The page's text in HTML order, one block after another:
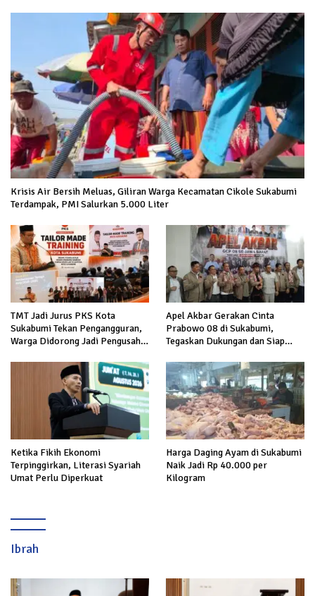
Krisis Air Bersih Meluas, Giliran Warga Kecamatan Cikole Sukabumi
Terdampak, PMI Salurkan 5.000 Liter
TMT Jadi Jurus PKS Kota
Sukabumi Tekan Pengangguran,
Warga Didorong Jadi Pengusaha
Apel Akbar Gerakan Cinta
Prabowo 08 di Sukabumi,
Tegaskan Dukungan dan Siap
Prabowo
Ketika Fikih Ekonomi
Terpinggirkan, Literasi Syariah
Umat Perlu Diperkuat
Harga Daging Ayam di Sukabumi
Naik Jadi Rp 40.000 per
Kilogram
Ibrah